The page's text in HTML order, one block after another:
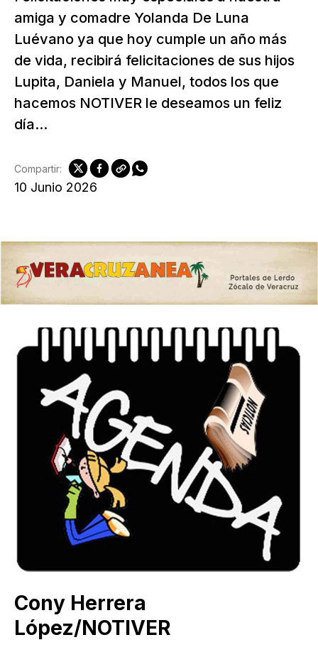
amiga y comadre Yolanda De Luna
Luévano ya que hoy cumple un año más
de vida, recibirá felicitaciones de sus hijos
Lupita, Daniela y Manuel, todos los que
hacemos NOTIVER le deseamos un feliz
día...
10 Junio 2026
Compartir:
Cony Herrera
López/NOTIVER